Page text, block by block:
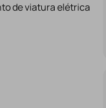
de viatura elétrica